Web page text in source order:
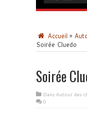
Accueil »
Soirée Cluedo
Soirée
Dans Autour des
0